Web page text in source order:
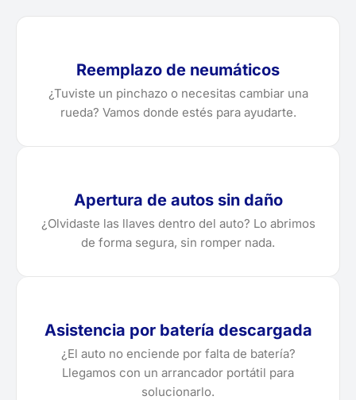
Reemplazo de neumáticos
¿Tuviste un pinchazo o necesitas cambiar una
rueda? Vamos donde estés para ayudarte.
Apertura de autos sin daño
¿Olvidaste las llaves dentro del auto? Lo abrimos
de forma segura, sin romper nada.
Asistencia por batería descargada
¿El auto no enciende por falta de batería?
Llegamos con un arrancador portátil para
solucionarlo.